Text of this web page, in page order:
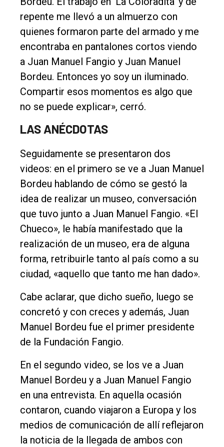
repente me llevó a un almuerzo con
quienes formaron parte del armado y me
encontraba en pantalones cortos viendo
a Juan Manuel Fangio y Juan Manuel
Bordeu. Entonces yo soy un iluminado.
Compartir esos momentos es algo que
no se puede explicar», cerró.
LAS ANÉCDOTAS
Seguidamente se presentaron dos
videos: en el primero se ve a Juan Manuel
Bordeu hablando de cómo se gestó la
idea de realizar un museo, conversación
que tuvo junto a Juan Manuel Fangio. «El
Chueco», le había manifestado que la
realización de un museo, era de alguna
forma, retribuirle tanto al país como a su
ciudad, «aquello que tanto me han dado».
Cabe aclarar, que dicho sueño, luego se
concretó y con creces y además, Juan
Manuel Bordeu fue el primer presidente
de la Fundación Fangio.
En el segundo video, se los ve a Juan
Manuel Bordeu y a Juan Manuel Fangio
en una entrevista. En aquella ocasión
contaron, cuando viajaron a Europa y los
medios de comunicación de allí reflejaron
la noticia de la llegada de ambos con